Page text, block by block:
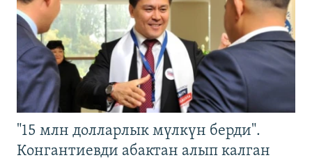
"15 млн долларлык мүлкүн берди".
Конгантиевди абактан алып калган